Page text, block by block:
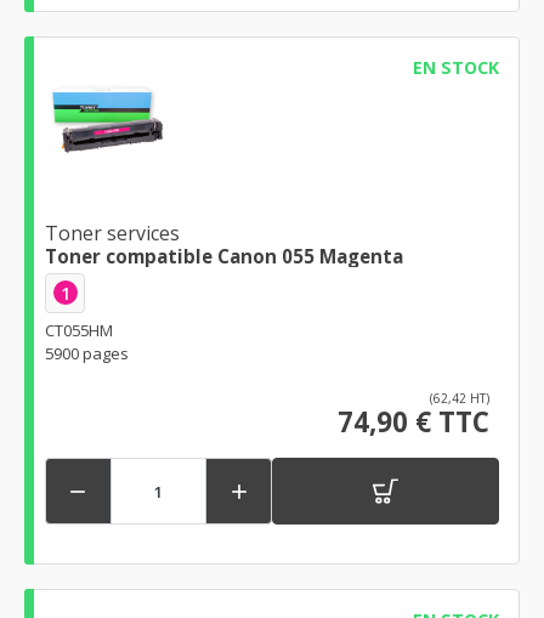
EN STOCK
Toner services
Toner compatible Canon 055 Magenta
1
CT055HM
5900 pages
(62,42 HT)
74,90 € TTC
 